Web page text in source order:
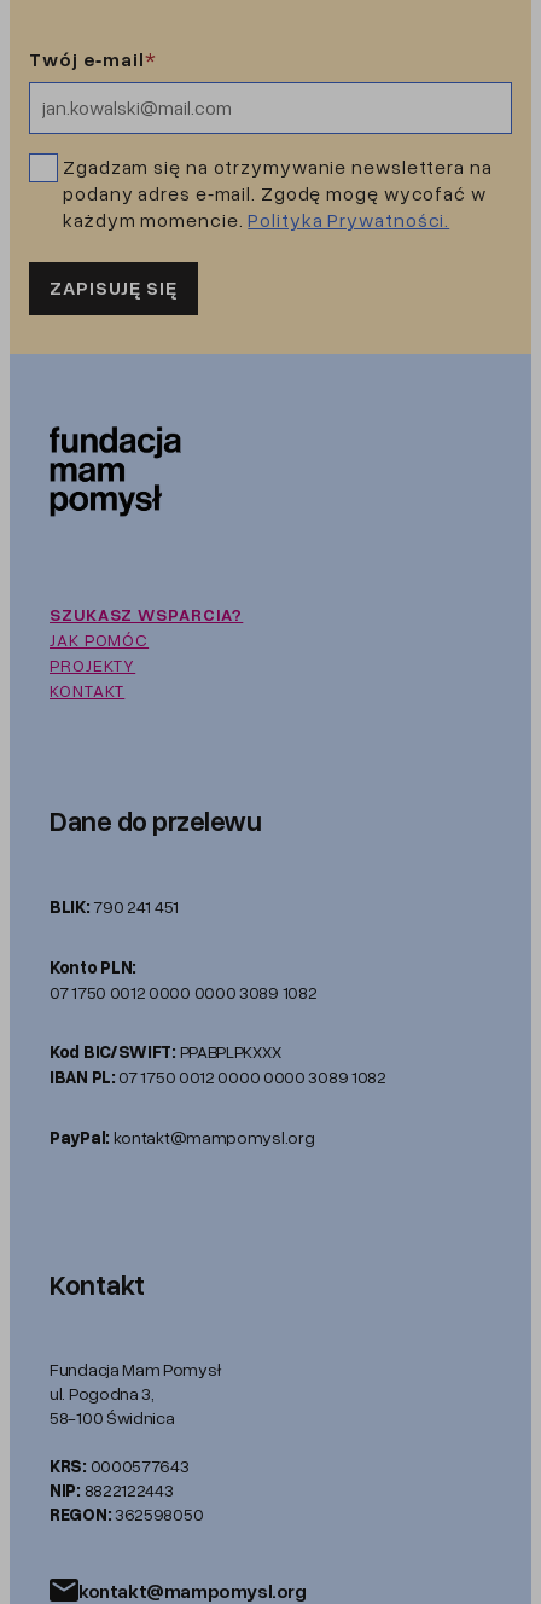
Twój e‑mail*
Zgadzam się na otrzymywanie newslettera na
podany adres e‑mail. Zgodę mogę wycofać w
każdym momencie.Polityka Prywatności.
ZAPISUJĘ SIĘ
SZUKASZ WSPARCIA?
JAK POMÓC
PROJEKTY
KONTAKT
Kontakt
Fundacja Mam Pomysł
ul. Pogodna 3,
58-100 Świdnica
KRS: 0000577643
NIP: 8822122443
REGON:362598050
kontakt@mampomysl.org
Dane do przelewu
BLIK: 790 241 451
Konto PLN:
07 1750 0012 0000 0000 3089 1082
Kod BIC/SWIFT: PPABPLPKXXX
IBAN PL: 07 1750 0012 0000 0000 3089 1082
PayPal: kontakt@mampomysl.org